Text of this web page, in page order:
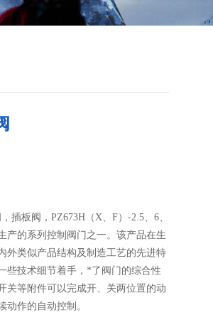
插板阀，PZ673H（X、F）-2.5、6、
产的系列控制阀门之一。该产品在生
外类似产品结构及制造工艺的先进特
些技术细节着手，*了阀门的综合性
关等附件可以完成开、关两位置的动
动作的自动控制。